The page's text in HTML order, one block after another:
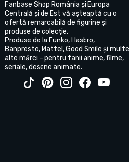
Fanbase Shop România și Europa
Centrală și de Est vă așteaptă cu o
ofertă remarcabilă de figurine și
produse de colecție.
Produse de la Funko, Hasbro,
Banpresto, Mattel, Good Smile și multe
alte mărci – pentru fanii anime, filme,
seriale, desene animate.